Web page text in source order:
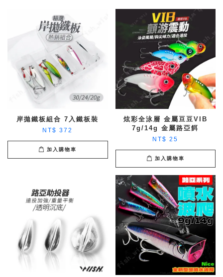
岸拋鐵板組合 7入鐵板裝
NT$ 372
加入購物車
炫彩全泳層 金屬豆豆VIB
7g/14g 金屬路亞餌
NT$ 25
加入購物車